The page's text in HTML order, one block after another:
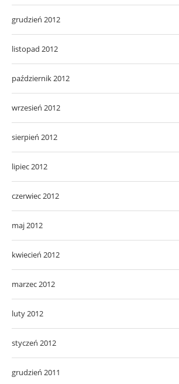
grudzień 2012
listopad 2012
październik 2012
wrzesień 2012
sierpień 2012
lipiec 2012
czerwiec 2012
maj 2012
kwiecień 2012
marzec 2012
luty 2012
styczeń 2012
grudzień 2011